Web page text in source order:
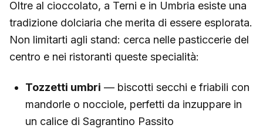
Oltre al cioccolato, a Terni e in Umbria esiste una
tradizione dolciaria che merita di essere esplorata.
Non limitarti agli stand: cerca nelle pasticcerie del
centro e nei ristoranti queste specialità:
Tozzetti umbri — biscotti secchi e friabili con
mandorle o nocciole, perfetti da inzuppare in
un calice di Sagrantino Passito